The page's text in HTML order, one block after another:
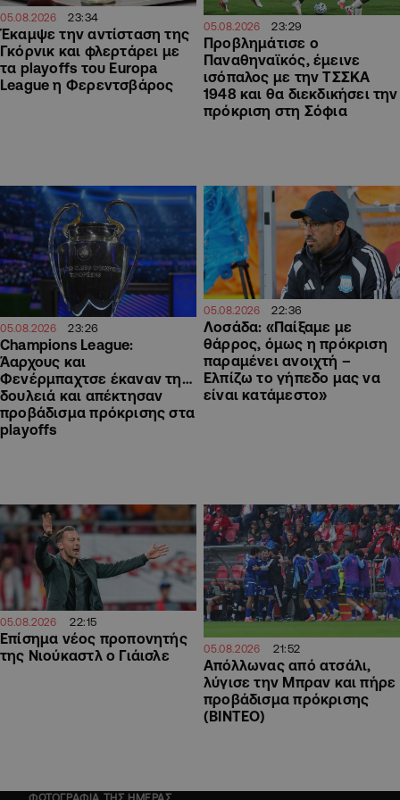
05.08.2026 23:34
Έκαμψε την αντίσταση της
Γκόρνικ και φλερτάρει με
τα playoffs του Europa
League η Φερεντσβάρος
05.08.2026 23:29
Προβλημάτισε ο
Παναθηναϊκός, έμεινε
ισόπαλος με την ΤΣΣΚΑ
1948 και θα διεκδικήσει την
πρόκριση στη Σόφια
05.08.2026 23:26
Champions League:
Άαρχους και
Φενέρμπαχτσε έκαναν τη…
δουλειά και απέκτησαν
προβάδισμα πρόκρισης στα
playoffs
05.08.2026 22:36
Λοσάδα: «Παίξαμε με
θάρρος, όμως η πρόκριση
παραμένει ανοιχτή –
Ελπίζω το γήπεδο μας να
είναι κατάμεστο»
05.08.2026 22:15
Επίσημα νέος προπονητής
της Νιούκαστλ ο Γιάισλε
05.08.2026 21:52
Απόλλωνας από ατσάλι,
λύγισε την Μπραν και πήρε
προβάδισμα πρόκρισης
(ΒΙΝΤΕΟ)
ΦΩΤΟΓΡΑΦΙΑ ΤΗΣ ΗΜΕΡΑΣ